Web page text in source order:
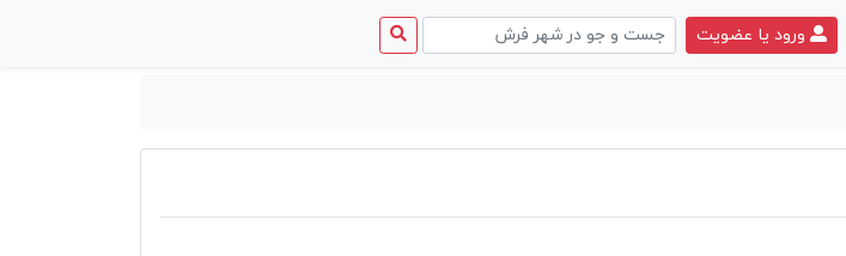
ورود یا عضویت